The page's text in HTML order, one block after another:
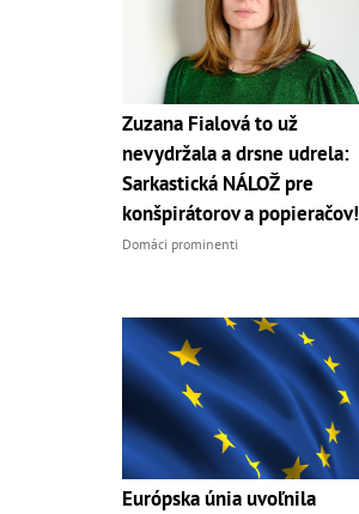
Zuzana Fialová to už
nevydržala a drsne udrela:
Sarkastická NÁLOŽ pre
konšpirátorov a popieračov!
Domáci prominenti
Európska únia uvoľnila